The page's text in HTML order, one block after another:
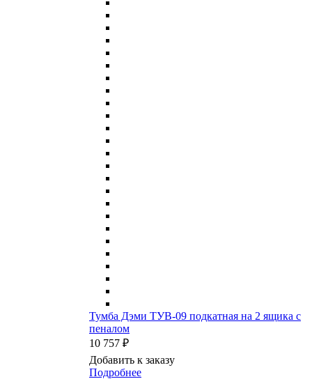
Тумба Дэми ТУВ-09 подкатная на 2 ящика с
пеналом
10 757 ₽
Добавить к заказу
Подробнее